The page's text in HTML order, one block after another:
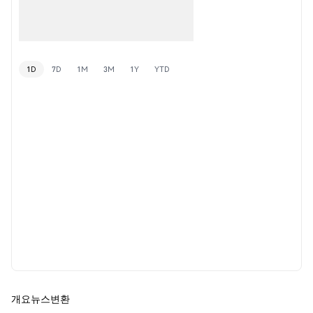
1D 7D 1M 3M 1Y YTD
개요뉴스변환